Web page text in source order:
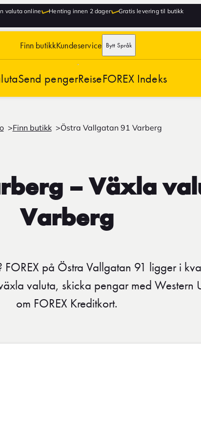
valuta online Henting innen 2 dager Gratis levering til butikk
Finn butikkKundeservice Bytt Språk
Send pengerReiseFOREX Indeks
Finn butikk Östra Vallgatan 91 Varberg
– Växla
Varberg
på Östra Vallgatan 91 ligger i
valuta, skicka pengar med Western
om FOREX Kreditkort.